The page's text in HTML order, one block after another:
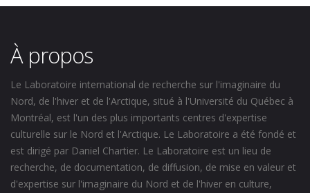
À propos
Le Laboratoire international de recherche sur l'imaginaire du
Nord, de l'hiver et de l'Arctique, situé à l'Université du Québec à
Montréal, est l'un des plus importants centres d'expertise
culturelle sur le Nord et l'Arctique. Le Laboratoire a été fondé et
est dirigé par Daniel Chartier. Le Laboratoire est un lieu de
recherche, de documentation, de diffusion, de mise en valeur et
d'expertise sur l'imaginaire du Nord et de l'hiver en culture,